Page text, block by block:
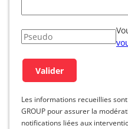
Les informations recueillies
GROUP pour assurer la
notifications liées aux